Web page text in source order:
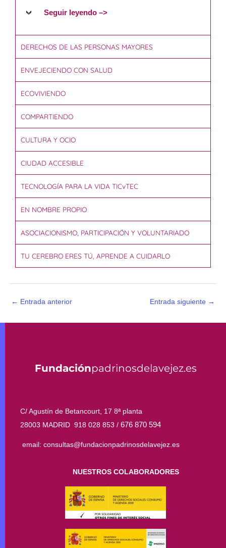
Seguir leyendo –>
DERECHOS DE LAS PERSONAS MAYORES
ENVEJECIENDO CON SALUD
ECOVIVIENDO
COMPARTIENDO
CULTURA Y OCIO
CIUDAD ACCESIBLE
TECNOLOGÍA PARA LA VIDA TICvTEC
EN NOMBRE PROPIO
ASOCIACIONISMO, PARTICIPACIÓN Y VOLUNTARIADO
TU CEREBRO ERES TÚ, APRENDE A CUIDARLO
← Entrada anterior Entrada siguiente →
Fundaciónpadrinosdelavejez.es
C/ Agustín de Betancourt, 17 8ª planta
28003 MADRID 918 028 853 / 676 870 594
email: consultas@fundacionpadrinosdelavejez.es
NUESTROS COLABORADORES